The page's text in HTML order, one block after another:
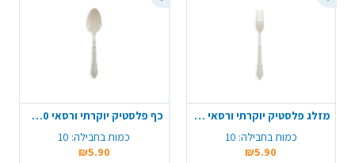
מזלג פלסטיק יוקרתי ורסאי 10 יח' - קרם
כמות בחבילה: 10
₪5.90
כף פלסטיק יוקרתי ורסאי 10 יח' - קרם
כמות בחבילה: 10
₪5.90